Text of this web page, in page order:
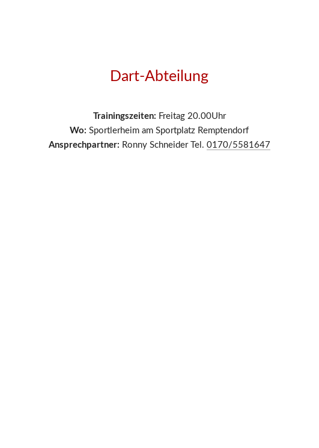
Dart-Abteilung
Trainingszeiten: Freitag 20.00Uhr
Wo: Sportlerheim am Sportplatz Remptendorf
Ansprechpartner: Ronny Schneider Tel. 0170/5581647